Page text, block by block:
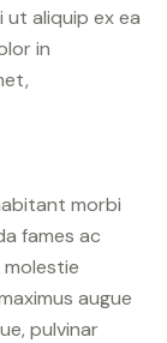
aliquip ex ea
in
morbi
fames ac
molestie
augue
pulvinar